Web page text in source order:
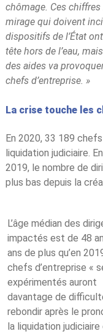
chômage. Ces
mirage qui doivent
dispositifs de l’État
tête hors de l’eau,
des aides va
chefs d’entreprise. »
La crise touche les
En 2020, 33 189
liquidation judiciaire.
2019, le nombre de
plus bas depuis la
L’âge médian des
impactés est de 48
ans de plus qu’en
chefs d’entreprise «
expérimentés auront
davantage de
rebondir après le
la liquidation judiciaire